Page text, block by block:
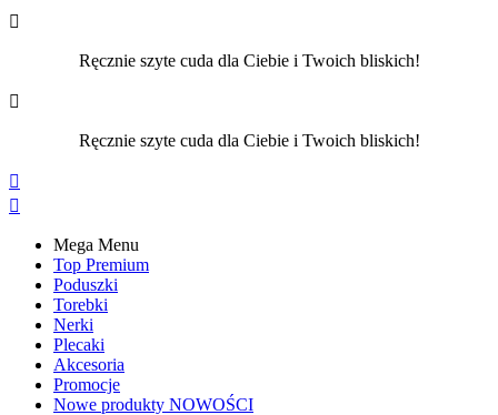

Ręcznie szyte cuda dla Ciebie i Twoich bliskich!

Ręcznie szyte cuda dla Ciebie i Twoich bliskich!


Mega Menu
Top Premium
Poduszki
Torebki
Nerki
Plecaki
Akcesoria
Promocje
Nowe produkty NOWOŚCI